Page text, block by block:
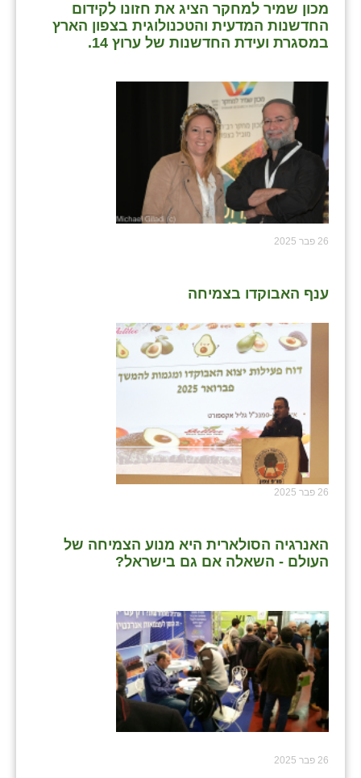
מכון שמיר למחקר הציג את חזונו לקידום
החדשנות המדעית והטכנולוגית בצפון הארץ
במסגרת ועידת החדשנות של ערוץ 14.
26 פבר 2025
ענף האבוקדו בצמיחה
26 פבר 2025
האנרגיה הסולארית היא מנוע הצמיחה של
העולם - השאלה אם גם בישראל?
26 פבר 2025